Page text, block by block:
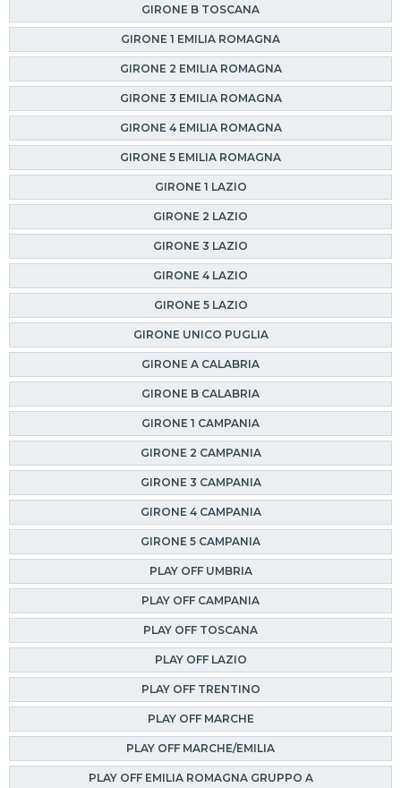
GIRONE B TOSCANA
GIRONE 1 EMILIA ROMAGNA
GIRONE 2 EMILIA ROMAGNA
GIRONE 3 EMILIA ROMAGNA
GIRONE 4 EMILIA ROMAGNA
GIRONE 5 EMILIA ROMAGNA
GIRONE 1 LAZIO
GIRONE 2 LAZIO
GIRONE 3 LAZIO
GIRONE 4 LAZIO
GIRONE 5 LAZIO
GIRONE UNICO PUGLIA
GIRONE A CALABRIA
GIRONE B CALABRIA
GIRONE 1 CAMPANIA
GIRONE 2 CAMPANIA
GIRONE 3 CAMPANIA
GIRONE 4 CAMPANIA
GIRONE 5 CAMPANIA
PLAY OFF UMBRIA
PLAY OFF CAMPANIA
PLAY OFF TOSCANA
PLAY OFF LAZIO
PLAY OFF TRENTINO
PLAY OFF MARCHE
PLAY OFF MARCHE/EMILIA
PLAY OFF EMILIA ROMAGNA GRUPPO A